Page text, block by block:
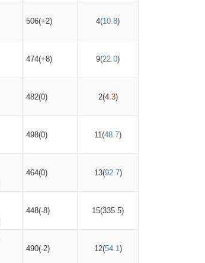
506(+2) 4(10.8)
474(+8) 9(22.0)
482(0) 2(4.3)
498(0) 11(48.7)
464(0) 13(92.7)
448(-8) 15(335.5)
490(-2) 12(54.1)